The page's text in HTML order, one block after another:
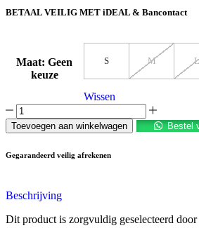
BETAAL VEILIG MET iDEAL & Bancontact
Maat: Geen
keuze
S M L
Wissen
Toevoegen aan winkelwagen Bestel
Gegarandeerd veilig afrekenen
Beschrijving
Dit product is zorgvuldig geselecteerd